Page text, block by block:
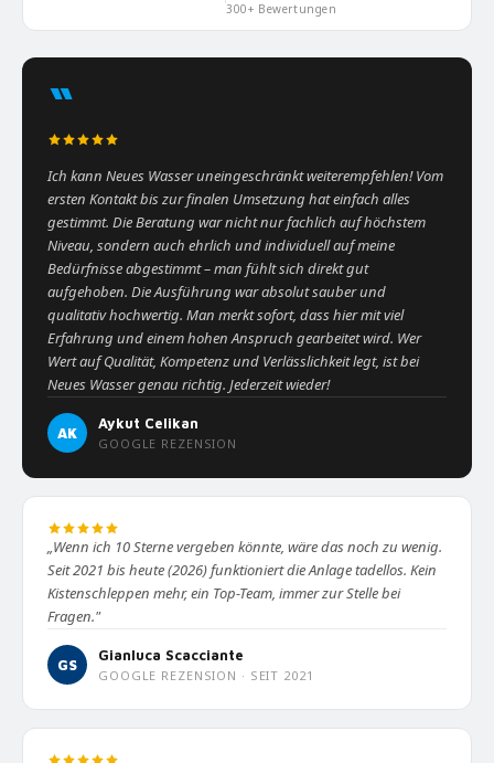
300+ Bewertungen
“
Ich kann Neues Wasser uneingeschränkt weiterempfehlen! Vom
ersten Kontakt bis zur finalen Umsetzung hat einfach alles
gestimmt. Die Beratung war nicht nur fachlich auf höchstem
Niveau, sondern auch ehrlich und individuell auf meine
Bedürfnisse abgestimmt – man fühlt sich direkt gut
aufgehoben. Die Ausführung war absolut sauber und
qualitativ hochwertig. Man merkt sofort, dass hier mit viel
Erfahrung und einem hohen Anspruch gearbeitet wird. Wer
Wert auf Qualität, Kompetenz und Verlässlichkeit legt, ist bei
Neues Wasser genau richtig. Jederzeit wieder!
AK
Aykut Celikan
GOOGLE REZENSION
„Wenn ich 10 Sterne vergeben könnte, wäre das noch zu wenig.
Seit 2021 bis heute (2026) funktioniert die Anlage tadellos. Kein
Kistenschleppen mehr, ein Top-Team, immer zur Stelle bei
Fragen."
GS
Gianluca Scacciante
GOOGLE REZENSION · SEIT 2021